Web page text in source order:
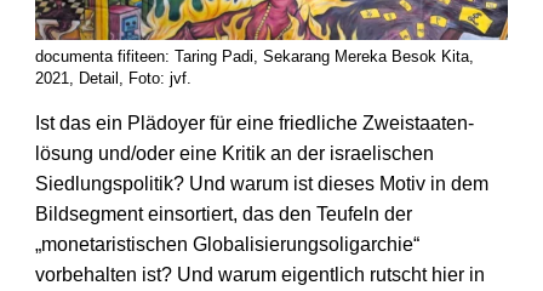
documenta fifiteen: Taring Padi, Sekarang Mereka Besok Kita,
2021, Detail, Foto: jvf.
Ist das ein Plädoyer für eine friedliche Zweistaaten­
lösung und/oder eine Kritik an der israe­lischen
Siedlungs­politik? Und warum ist dieses Motiv in dem
Bild­segment einsortiert, das den Teufeln der
„monetaris­tischen Globalisierungs­oligarchie“
vorbehalten ist? Und warum eigentlich rutscht hier in